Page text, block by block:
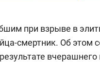
при взрыве в
смертник. Об этом